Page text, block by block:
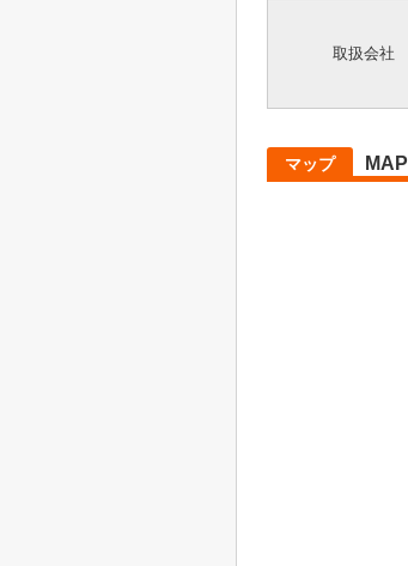
取扱会社
マップ MAP